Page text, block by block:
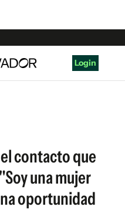
Login
contacto que
una mujer
oportunidad